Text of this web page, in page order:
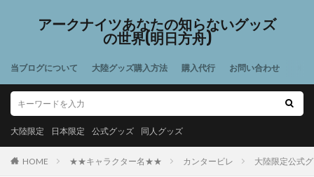
アークナイツあなたの知らないグッズ
の世界(明日方舟)
当ブログについて 大陸グッズ購入方法 購入代行 お問い合わせ
大陸限定 日本限定 公式グッズ 同人グッズ
HOME ★★キャラクター名★★ カンタービレ 大陸限定公式